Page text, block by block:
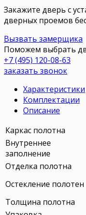
Закажите дверь с
дверных проемов
Вызвать замерщика
Поможем выбрать
+7 (495) 120-08-63
заказать звонок
Характеристики
Комплектации
Описание
Каркас полотна
Внутреннее
заполнение
Отделка полотна
Остекление полотен
Толщина полотна